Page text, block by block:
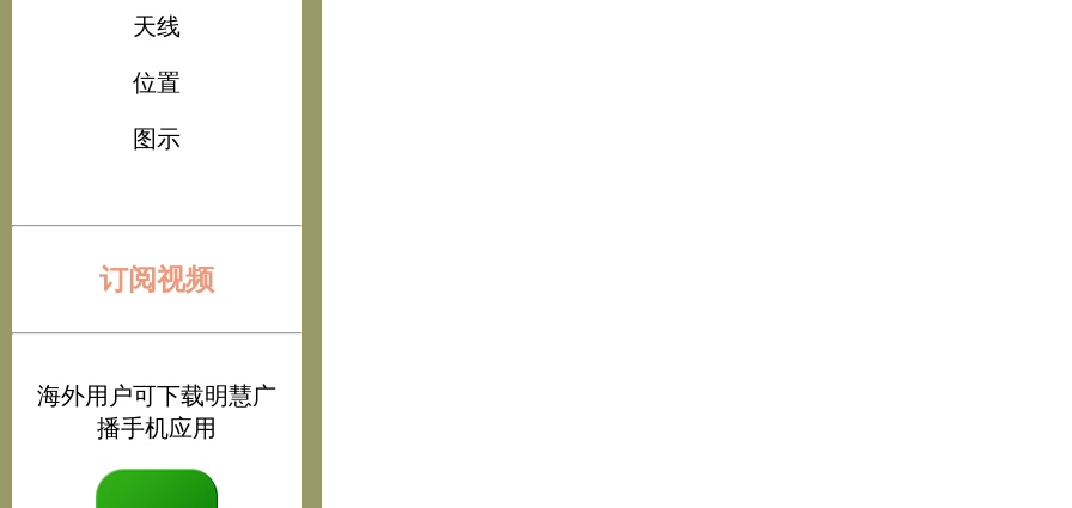
天线
位置
图示
订阅视频
海外用户可下载明慧广
播手机应用